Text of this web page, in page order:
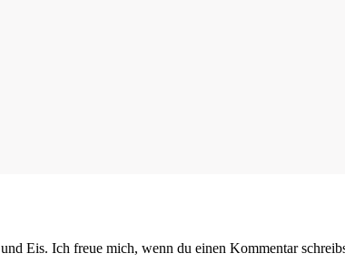
Eis. Ich freue mich, wenn du einen Kommentar